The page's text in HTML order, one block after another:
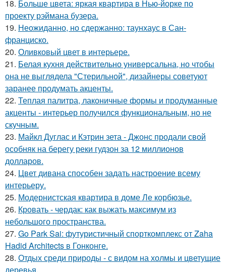
18. Больше цвета: яркая квартира в Нью-йорке по
проекту рэймана бузера.
19. Неожиданно, но сдержанно: таунхаус в Сан-
франциско.
20. Оливковый цвет в интерьере.
21. Белая кухня действительно универсальна, но чтобы
она не выглядела "Стерильной", дизайнеры советуют
заранее продумать акценты.
22. Теплая палитра, лаконичные формы и продуманные
акценты - интерьер получился функциональным, но не
скучным.
23. Майкл Дуглас и Кэтрин зета - Джонс продали свой
особняк на берегу реки гудзон за 12 миллионов
долларов.
24. Цвет дивана способен задать настроение всему
интерьеру.
25. Модернистская квартира в доме Ле корбюзье.
26. Кровать - чердак: как выжать максимум из
небольшого пространства.
27. Go Park Sai: футуристичный спорткомплекс от Zaha
Hadid Architects в Гонконге.
28. Отдых среди природы - с видом на холмы и цветущие
деревья.